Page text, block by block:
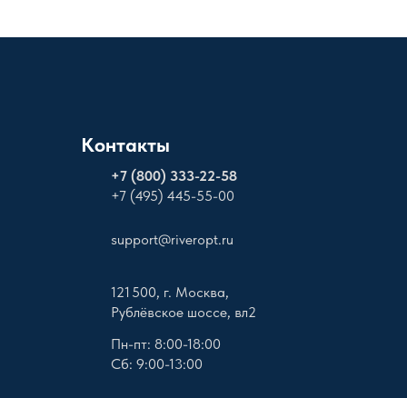
Контакты
+7 (800) 333-22-58
+7 (495) 445-55-00
support@riveropt.ru
121 500, г. Москва,
Рублёвское шоссе, вл2
Пн-пт: 8:00-18:00
Сб: 9:00-13:00